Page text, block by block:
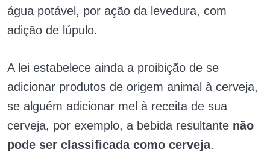
água potável, por ação da levedura, com
adição de lúpulo.
A lei estabelece ainda a proibição de se
adicionar produtos de origem animal à cerveja,
se alguém adicionar mel à receita de sua
cerveja, por exemplo, a bebida resultante não
pode ser classificada como cerveja.